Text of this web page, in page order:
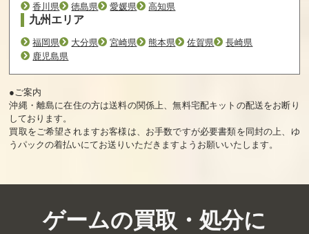
香川県 徳島県 愛媛県 高知県
九州エリア
福岡県 大分県 宮崎県 熊本県 佐賀県
長崎県
鹿児島県
●ご案内
沖縄・離島に在住の方は送料の関係上、無料宅配キットの配送をお断り
しております。
買取をご希望されますお客様は、お手数ですが必要書類を同封の上、ゆ
うパックの着払いにてお送りいただきますようお願いいたします。
ゲームの買取・処分に